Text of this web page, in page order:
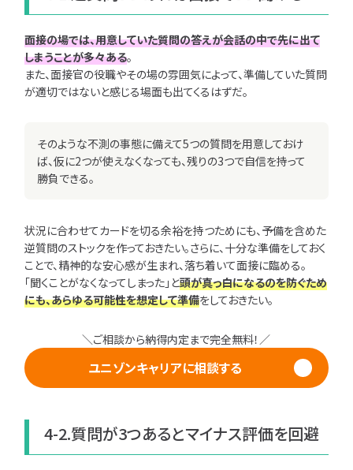
面接の場では、用意していた質問の答えが会話の中で先に出て
しまうことが多々ある。
また、面接官の役職やその場の雰囲気によって、準備していた質問
が適切ではないと感じる場面も出てくるはずだ。
そのような不測の事態に備えて5つの質問を用意しておけ
ば、仮に2つが使えなくなっても、残りの3つで自信を持って
勝負できる。
状況に合わせてカードを切る余裕を持つためにも、予備を含めた
逆質問のストックを作っておきたい。さらに、十分な準備をしておく
ことで、精神的な安心感が生まれ、落ち着いて面接に臨める。
「聞くことがなくなってしまった」と頭が真っ白になるのを防ぐため
にも、あらゆる可能性を想定して準備をしておきたい。
＼ご相談から納得内定まで完全無料！／
ユニゾンキャリアに相談する
4-2.質問が3つあるとマイナス評価を回避